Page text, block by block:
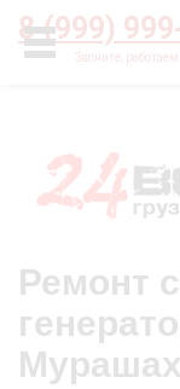
8 (999)
Главная О нас
Ремонт
Мурашах